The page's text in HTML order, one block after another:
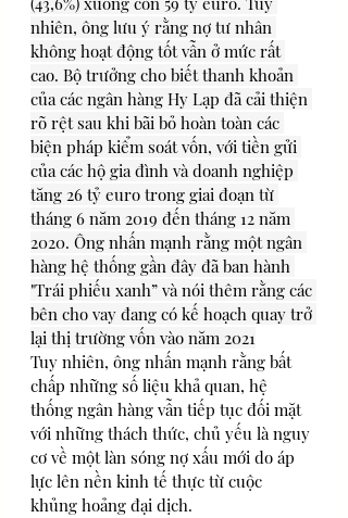
nhiên, ông lưu ý rằng nợ tư nhân
không hoạt động tốt vẫn ở mức rất
cao. Bộ trưởng cho biết thanh khoản
của các ngân hàng Hy Lạp đã cải thiện
rõ rệt sau khi bãi bỏ hoàn toàn các
biện pháp kiểm soát vốn, với tiền gửi
của các hộ gia đình và doanh nghiệp
tăng 26 tỷ euro trong giai đoạn từ
tháng 6 năm 2019 đến tháng 12 năm
2020. Ông nhấn mạnh rằng một ngân
hàng hệ thống gần đây đã ban hành
"Trái phiếu xanh” và nói thêm rằng các
bên cho vay đang có kế hoạch quay trở
lại thị trường vốn vào năm 2021
Tuy nhiên, ông nhấn mạnh rằng bất
chấp những số liệu khả quan, hệ
thống ngân hàng vẫn tiếp tục đối mặt
với những thách thức, chủ yếu là nguy
cơ về một làn sóng nợ xấu mới do áp
lực lên nền kinh tế thực từ cuộc
khủng hoảng đại dịch.